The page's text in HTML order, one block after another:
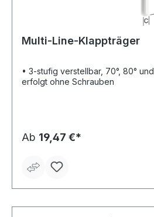
Multi-Line-Klappträger
• 3-stufig verstellbar, 70°, 80° und 90° •
erfolgt ohne Schrauben
Ab 19,47 €*